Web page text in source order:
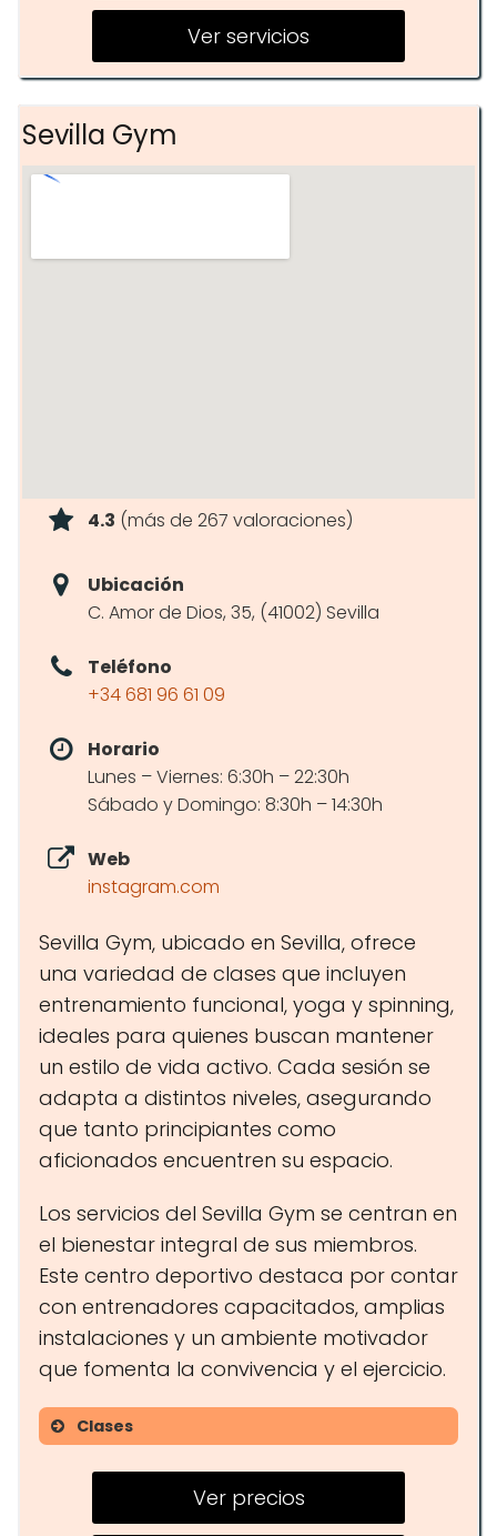
Junior Tumbling (5 – 10 años)
Teen tumbling (11 – 15 años)
Tricking Junior (13 – 15 años)
Tumbling adultos (desde 16 años)
Tricking adultos (desde 16 años)
Ver servicios
Sevilla Gym
4.3 (más de 267 valoraciones)
Ubicación
C. Amor de Dios, 35, (41002) Sevilla
Teléfono
+34 681 96 61 09
Horario
Lunes – Viernes: 6:30h – 22:30h
Sábado y Domingo: 8:30h – 14:30h
Web
instagram.com
Sevilla Gym, ubicado en Sevilla, ofrece
una variedad de clases que incluyen
entrenamiento funcional, yoga y spinning,
ideales para quienes buscan mantener
un estilo de vida activo. Cada sesión se
adapta a distintos niveles, asegurando
que tanto principiantes como
aficionados encuentren su espacio.
Los servicios del Sevilla Gym se centran en
el bienestar integral de sus miembros.
Este centro deportivo destaca por contar
con entrenadores capacitados, amplias
instalaciones y un ambiente motivador
que fomenta la convivencia y el ejercicio.
Clases
Entrenamiento funcional
Ver precios